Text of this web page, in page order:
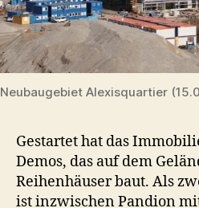
Neubaugebiet Alexisquartier
Gestartet hat das
Demos, das auf dem
Reihenhäuser baut. Als
ist inzwischen Pandion